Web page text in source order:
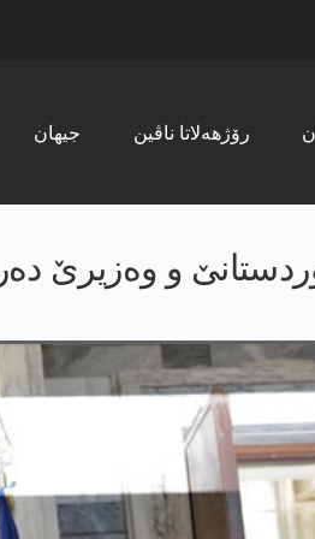
جیھان رۆژھەلاتا ناڤین
و وەزیرێ